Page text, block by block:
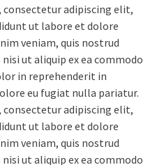
adipiscing elit,
ut labore et dolore
veniam, quis nostrud
ut aliquip ex ea commodo
in reprehenderit in
eu fugiat nulla pariatur.
adipiscing elit,
ut labore et dolore
veniam, quis nostrud
ut aliquip ex ea commodo